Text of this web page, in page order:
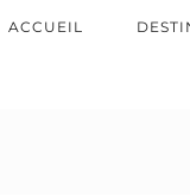
ACCUEIL